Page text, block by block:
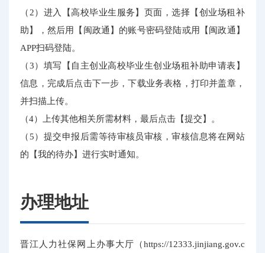
（2）进入【高校毕业生服务】页面，选择【创业场租补
助】，然后用【闽政通】的账号密码登陆或用【闽政通】
APP扫码登陆。
（3）填写【自主创业高校毕业生创业场租补助申请表】
信息，完成后点击下一步，下载业务表格，打印并盖章，
并扫描上传。
（4）上传其他相关所需材料，最后点击【提交】。
（5）提交申报后需等待审核员审核，审核信息将在网站
的【我的待办】进行实时通知。
办理地址
晋江人力社保网上办事大厅（https://12333.jinjiang.gov.c